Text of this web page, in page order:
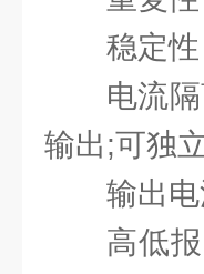
稳定
电流
输出;可独
输出
高低